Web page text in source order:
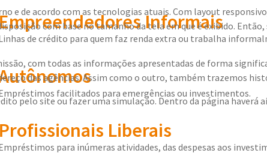
Informais
de crédito para quem faz renda extra ou trabalha
facilitados para emergências ou investimentos.
Profissionais Liberais
para inúmeras atividades, das despesas aos
e de acordo com as tecnologias atuais. Com layout
com base no tamanho da tela em que é exibido.
com todas as informações apresentadas de forma
das agências. Assim como o outro, também trazemos
pelo site ou fazer uma simulação. Dentro da página haverá